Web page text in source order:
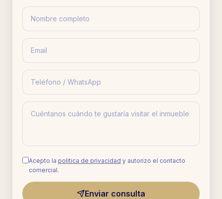
Acepto la política de privacidad y autorizo el contacto
comercial.
Enviar consulta